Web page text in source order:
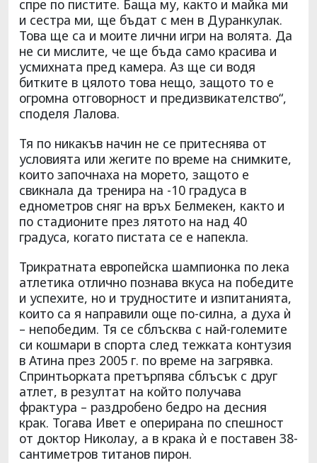
спре по пистите. Баща му, както и майка ми
и сестра ми, ще бъдат с мен в Дуранкулак.
Това ще са и моите лични игри на волята. Да
не си мислите, че ще бъда само красива и
усмихната пред камера. Аз ще си водя
битките в цялото това нещо, защото то е
огромна отговорност и предизвикателство“,
споделя Лалова.
Тя по никакъв начин не се притеснява от
условията или жегите по време на снимките,
които започнаха на морето, защото е
свикнала да тренира на -10 градуса в
еднометров сняг на връх Белмекен, както и
по стадионите през лятото на над 40
градуса, когато пистата се е напекла.
Трикратната европейска шампионка по лека
атлетика отлично познава вкуса на победите
и успехите, но и трудностите и изпитанията,
които са я направили още по-силна, а духа ѝ
– непобедим. Тя се сблъсква с най-големите
си кошмари в спорта след тежката контузия
в Атина през 2005 г. по време на загрявка.
Спринтьорката претърпява сблъсък с друг
атлет, в резултат на който получава
фрактура – раздробено бедро на десния
крак. Тогава Ивет е оперирана по спешност
от доктор Николау, а в крака ѝ е поставен 38-
сантиметров титанов пирон.